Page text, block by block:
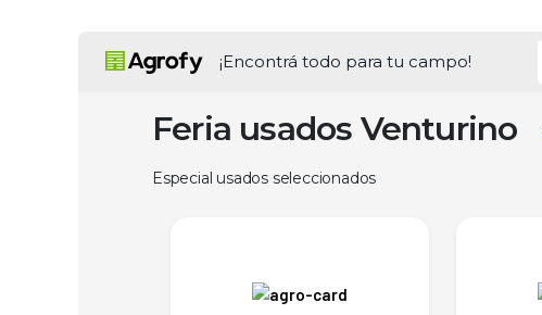
¡Encontrá todo para tu campo!
Feria usados Venturino
Especial usados seleccionados